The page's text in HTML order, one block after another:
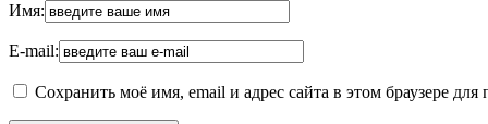
Имя:
E-mail:
Сохранить моё имя, email и адрес сайта в этом браузере